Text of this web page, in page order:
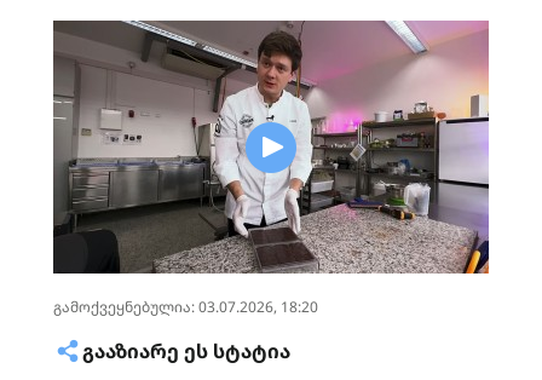
გამოქვეყნებულია: 03.07.2026, 18:20
ᲒᲐᲐᲖᲘᲐᲠᲔ ᲔᲡ ᲡᲢᲐᲢᲘᲐ